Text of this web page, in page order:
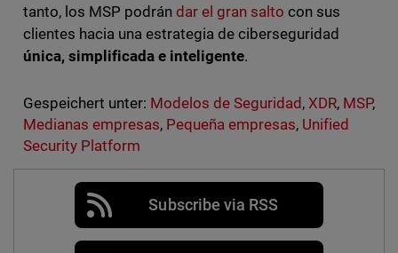
tanto, los MSP podrán dar el gran salto con sus
clientes hacia una estrategia de ciberseguridad
única, simplificada e inteligente.
Gespeichert unter: Modelos de Seguridad ,XDR, MSP,
Medianas empresas, Pequeña empresas, Unified
Security Platform
Subscribe via RSS